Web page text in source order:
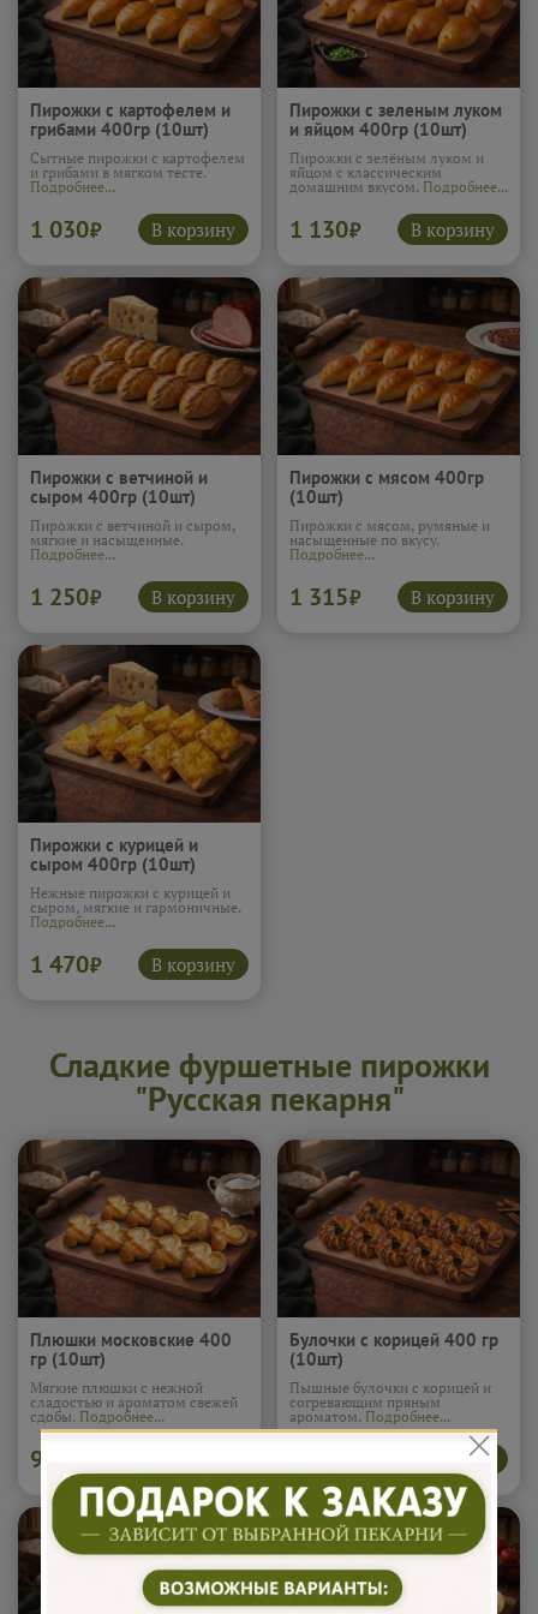
Пирожки с картофелем и
грибами 400гр (10шт)
Сытные пирожки с картофелем
и грибами в мягком тесте.
Подробнее...
1 030₽ В корзину
Пирожки с зеленым луком
и яйцом 400гр (10шт)
Пирожки с зелёным луком и
яйцом с классическим
домашним вкусом. Подробнее...
1 130₽ В корзину
Пирожки с ветчиной и
сыром 400гр (10шт)
Пирожки с ветчиной и сыром,
мягкие и насыщенные.
Подробнее...
1 250₽ В корзину
Пирожки с мясом 400гр
(10шт)
Пирожки с мясом, румяные и
насыщенные по вкусу.
Подробнее...
1 315₽ В корзину
Пирожки с курицей и
сыром 400гр (10шт)
Нежные пирожки с курицей и
сыром, мягкие и гармоничные.
Подробнее...
1 470₽ В корзину
Сладкие фуршетные пирожки
"Русская пекарня"
Плюшки московские 400
гр (10шт)
Мягкие плюшки с нежной
сладостью и ароматом свежей
сдобы. Подробнее...
915
Булочки с корицей 400 гр
(10шт)
Пышные булочки с корицей и
согревающим пряным
ароматом. Подробнее...
В корзину